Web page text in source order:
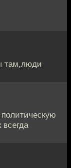
там,люди